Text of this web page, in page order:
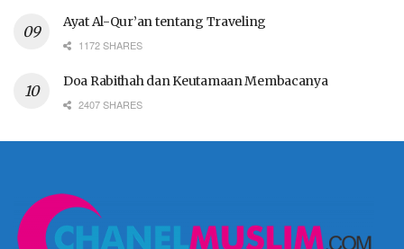
Ayat Al-Qur’an tentang Traveling
1172 SHARES
Doa Rabithah dan Keutamaan Membacanya
2407 SHARES